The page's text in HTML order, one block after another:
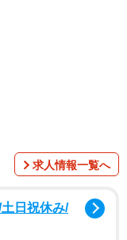
ージを投稿した。
求人情報一覧へ
日祝休み/